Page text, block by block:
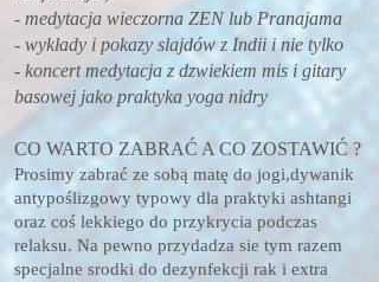
- medytacja wieczorna ZEN lub Pranajama
- wykłady i pokazy slajdów z Indii i nie tylko
- koncert medytacja z dzwiekiem mis i gitary
basowej jako praktyka yoga nidry
CO WARTO ZABRAĆ A CO ZOSTAWIĆ ?
Prosimy zabrać ze sobą matę do jogi,dywanik
antypoślizgowy typowy dla praktyki ashtangi
oraz coś lekkiego do przykrycia podczas
relaksu. Na pewno przydadza sie tym razem
specjalne srodki do dezynfekcji rak i extra